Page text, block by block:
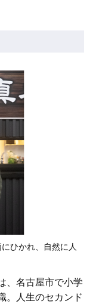
ひかれ、自然に人
、名古屋市で小学
。人生のセカンド